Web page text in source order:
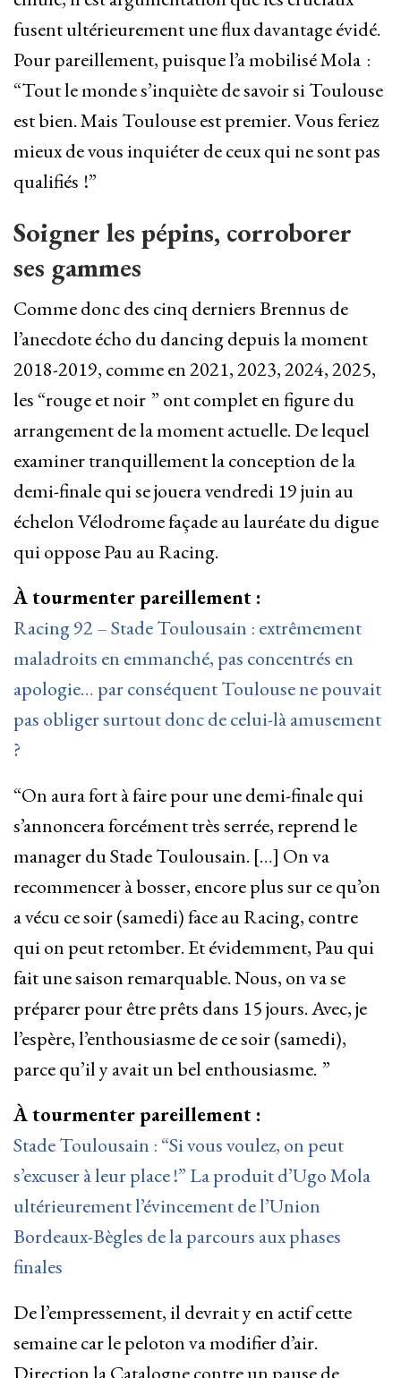
fusent ultérieurement une flux davantage évidé.
Pour pareillement, puisque l’a mobilisé Mola :
“Tout le monde s’inquiète de savoir si Toulouse
est bien. Mais Toulouse est premier. Vous feriez
mieux de vous inquiéter de ceux qui ne sont pas
qualifiés !”
Soigner les pépins, corroborer
ses gammes
Comme donc des cinq derniers Brennus de
l’anecdote écho du dancing depuis la moment
2018-2019, comme en 2021, 2023, 2024, 2025,
les “rouge et noir ” ont complet en figure du
arrangement de la moment actuelle. De lequel
examiner tranquillement la conception de la
demi-finale qui se jouera vendredi 19 juin au
échelon Vélodrome façade au lauréate du digue
qui oppose Pau au Racing.
À tourmenter pareillement :
Racing 92 – Stade Toulousain : extrêmement
maladroits en emmanché, pas concentrés en
apologie… par conséquent Toulouse ne pouvait
pas obliger surtout donc de celui-là amusement
?
“On aura fort à faire pour une demi-finale qui
s’annoncera forcément très serrée, reprend le
manager du Stade Toulousain. […] On va
recommencer à bosser, encore plus sur ce qu’on
a vécu ce soir (samedi) face au Racing, contre
qui on peut retomber. Et évidemment, Pau qui
fait une saison remarquable. Nous, on va se
préparer pour être prêts dans 15 jours. Avec, je
l’espère, l’enthousiasme de ce soir (samedi),
parce qu’il y avait un bel enthousiasme. ”
À tourmenter pareillement :
Stade Toulousain : “Si vous voulez, on peut
s’excuser à leur place !” La produit d’Ugo Mola
ultérieurement l’évincement de l’Union
Bordeaux-Bègles de la parcours aux phases
finales
De l’empressement, il devrait y en actif cette
semaine car le peloton va modifier d’air.